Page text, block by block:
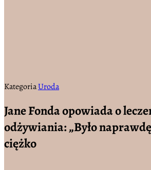
KategoriaUroda
Jane Fonda opowiada o
odżywiania: „Było
ciężko